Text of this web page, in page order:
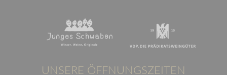
UNSERE ÖFFNUNGSZEITEN